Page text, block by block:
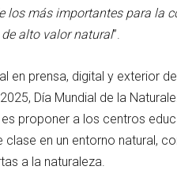
los más importantes para la
alto valor natural”.
en prensa, digital y exterior
Día Mundial de la
proponer a los centros
clase en un entorno natural,
a la naturaleza.